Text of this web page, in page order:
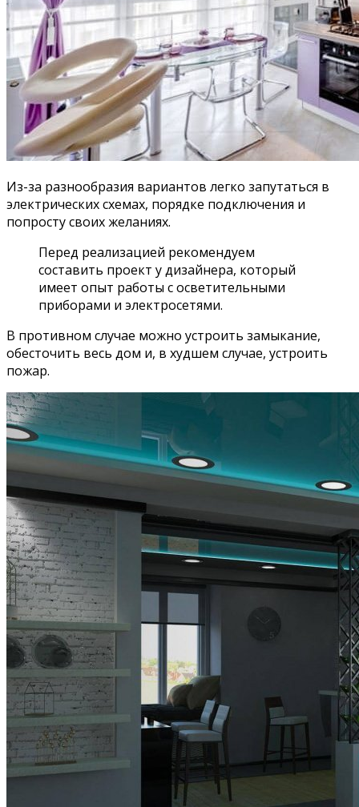
Из-за разнообразия вариантов легко запутаться в
электрических схемах, порядке подключения и
попросту своих желаниях.
Перед реализацией рекомендуем
составить проект у дизайнера, который
имеет опыт работы с осветительными
приборами и электросетями.
В противном случае можно устроить замыкание,
обесточить весь дом и, в худшем случае, устроить
пожар.